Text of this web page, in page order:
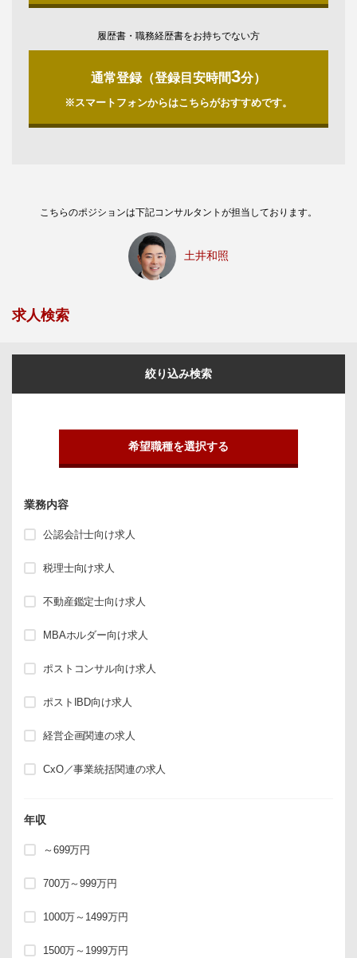
履歴書・職務経歴書をお持ちでない方
通常登録（登録目安時間3分）
※スマートフォンからはこちらがおすすめです。
こちらのポジションは下記コンサルタントが担当しております。
土井和照
求人検索
絞り込み検索
希望職種を選択する
業務内容
公認会計士向け求人
税理士向け求人
不動産鑑定士向け求人
MBAホルダー向け求人
ポストコンサル向け求人
ポストIBD向け求人
経営企画関連の求人
CxO／事業統括関連の求人
年収
～699万円
700万～999万円
1000万～1499万円
1500万～1999万円